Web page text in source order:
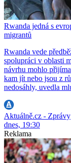
Rwanda jedná s
migrantů
Rwanda vede
spolupráci v oblasti
návrhu mohlo
kam jít nebo jsou z
nedosáhly, uvedla
Aktuálně.cz - Zprávy
dnes, 19:30
Reklama